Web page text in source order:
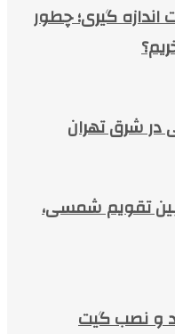
اندازه گیری؛ چطور
شرق تهران
بین تقویم شمسی،
و نصب گیت